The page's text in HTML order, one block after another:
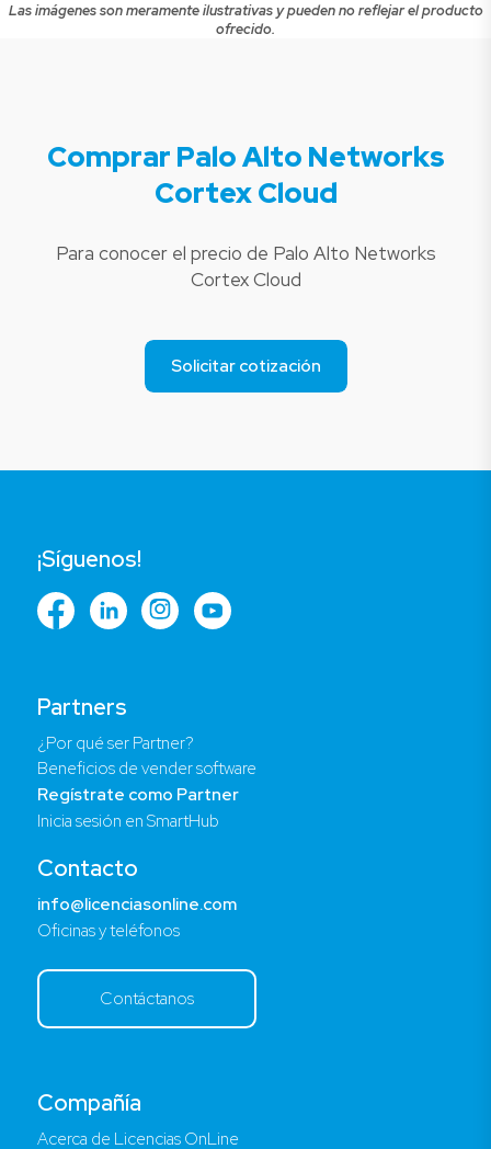
Las imágenes son meramente ilustrativas y pueden no reflejar el producto
ofrecido.
Comprar Palo Alto Networks
Cortex Cloud
Para conocer el precio de Palo Alto Networks
Cortex Cloud
Solicitar cotización
Compañía
Acerca de Licencias OnLine
Partners
¿Por qué ser Partner?
Beneficios de vender software
Regístrate como Partner
Inicia sesión en SmartHub
Contacto
info@licenciasonline.com
Oficinas y teléfonos
Contáctanos
¡Síguenos!